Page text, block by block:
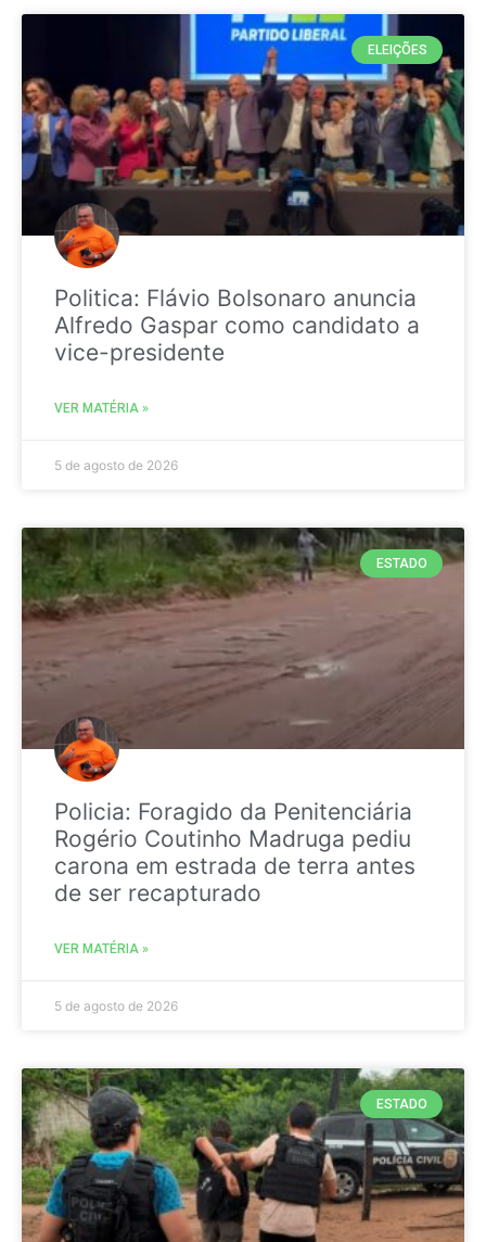
ELEIÇÕES
Politica: Flávio Bolsonaro anuncia
Alfredo Gaspar como candidato a
vice-presidente
VER MATÉRIA »
5 de agosto de 2026
ESTADO
Policia: Foragido da Penitenciária
Rogério Coutinho Madruga pediu
carona em estrada de terra antes
de ser recapturado
VER MATÉRIA »
5 de agosto de 2026
ESTADO